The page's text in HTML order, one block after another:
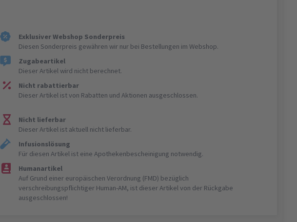
Exklusiver Webshop Sonderpreis
Diesen Sonderpreis gewähren wir nur bei Bestellungen im Webshop.
Zugabeartikel
Dieser Artikel wird nicht berechnet.
Nicht rabattierbar
Dieser Artikel ist von Rabatten und Aktionen ausgeschlossen.
Nicht lieferbar
Dieser Artikel ist aktuell nicht lieferbar.
Infusionslösung
Für diesen Artikel ist eine Apothekenbescheinigung notwendig.
Humanartikel
Auf Grund einer europäischen Verordnung (FMD) bezüglich
verschreibungspflichtiger Human-AM, ist dieser Artikel von der Rückgabe
ausgeschlossen!